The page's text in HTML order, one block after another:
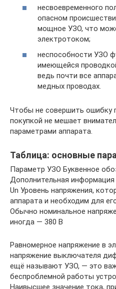
несвоевременного
опасном
мощное УЗО, что
электротоком;
неспособности УЗО
имеющейся
ведь почти все
медных проводах.
Чтобы не совершить ошибку
покупкой не мешает
параметрами аппарата.
Таблица: основные
Параметр УЗО Буквенное
Дополнительная
Un Уровень напряжения,
аппарата и необходим для
Обычно номинальное
иногда — 380 В
Равномерное напряжение в
напряжение выключателя
ещё называют УЗО, — это
беспроблемной работы
Наивысшее значение тока,